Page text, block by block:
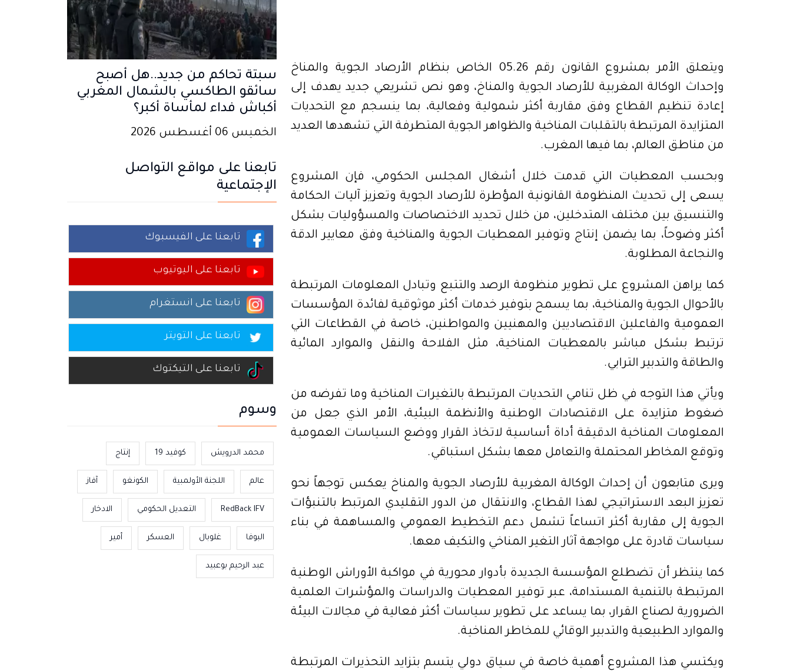
ويتعلق الأمر بمشروع القانون رقم 05.26 الخاص بنظام الأرصاد الجوية والمناخ
وإحداث الوكالة المغربية للأرصاد الجوية والمناخ، وهو نص تشريعي جديد يهدف إلى
إعادة تنظيم القطاع وفق مقاربة أكثر شمولية وفعالية، بما ينسجم مع التحديات
المتزايدة المرتبطة بالتقلبات المناخية والظواهر الجوية المتطرفة التي تشهدها العديد
من مناطق العالم، بما فيها المغرب.
وبحسب المعطيات التي قدمت خلال أشغال المجلس الحكومي، فإن المشروع
يسعى إلى تحديث المنظومة القانونية المؤطرة للأرصاد الجوية وتعزيز آليات الحكامة
والتنسيق بين مختلف المتدخلين، من خلال تحديد الاختصاصات والمسؤوليات بشكل
أكثر وضوحاً، بما يضمن إنتاج وتوفير المعطيات الجوية والمناخية وفق معايير الدقة
والنجاعة المطلوبة.
كما يراهن المشروع على تطوير منظومة الرصد والتتبع وتبادل المعلومات المرتبطة
بالأحوال الجوية والمناخية، بما يسمح بتوفير خدمات أكثر موثوقية لفائدة المؤسسات
العمومية والفاعلين الاقتصاديين والمهنيين والمواطنين، خاصة في القطاعات التي
ترتبط بشكل مباشر بالمعطيات المناخية، مثل الفلاحة والنقل والموارد المائية
والطاقة والتدبير الترابي.
ويأتي هذا التوجه في ظل تنامي التحديات المرتبطة بالتغيرات المناخية وما تفرضه من
ضغوط متزايدة على الاقتصادات الوطنية والأنظمة البيئية، الأمر الذي جعل من
المعلومات المناخية الدقيقة أداة أساسية لاتخاذ القرار ووضع السياسات العمومية
وتوقع المخاطر المحتملة والتعامل معها بشكل استباقي.
ويرى متابعون أن إحداث الوكالة المغربية للأرصاد الجوية والمناخ يعكس توجهاً نحو
تعزيز البعد الاستراتيجي لهذا القطاع، والانتقال من الدور التقليدي المرتبط بالتنبؤات
الجوية إلى مقاربة أكثر اتساعاً تشمل دعم التخطيط العمومي والمساهمة في بناء
سياسات قادرة على مواجهة آثار التغير المناخي والتكيف معها.
كما ينتظر أن تضطلع المؤسسة الجديدة بأدوار محورية في مواكبة الأوراش الوطنية
المرتبطة بالتنمية المستدامة، عبر توفير المعطيات والدراسات والمؤشرات العلمية
الضرورية لصناع القرار، بما يساعد على تطوير سياسات أكثر فعالية في مجالات البيئة
والموارد الطبيعية والتدبير الوقائي للمخاطر المناخية.
ويكتسي هذا المشروع أهمية خاصة في سياق دولي يتسم بتزايد التحذيرات المرتبطة
سبتة تحاكم من جديد..هل أصبح
سائقو الطاكسي بالشمال المغربي
أكباش فداء لمأساة أكبر؟
الخميس 06 أغسطس 2026
تابعنا على مواقع التواصل
الإجتماعية
تابعنا على الفيسبوك
تابعنا على اليوتيوب
تابعنا على انستغرام
تابعنا على التويتر
تابعنا على التيكتوك
وسوم
محمد الدرويش كوفيد 19 إنتاج
عالم اللجنة الأولمبية الكونغو آفاز
RedBack IFV التعديل الحكومي الادخار
البوفا غلوبال العسكر أمير
عبد الرحيم بوعبيد